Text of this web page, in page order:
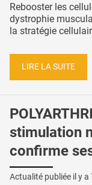
Rebooster les
dystrophie
la stratégie
LIRE LA SUITE
stimulation
confirme
Actualité publiée il y a